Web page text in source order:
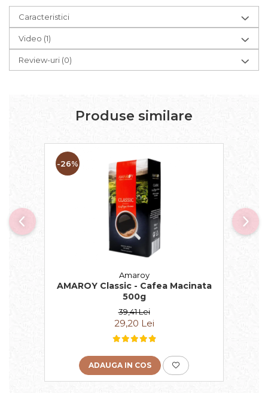
Caracteristici
Video (1)
Review-uri (0)
Produse similare
-26%
Amaroy
AMAROY Classic - Cafea Macinata
500g
39,41 Lei
29,20 Lei
ADAUGA IN COS